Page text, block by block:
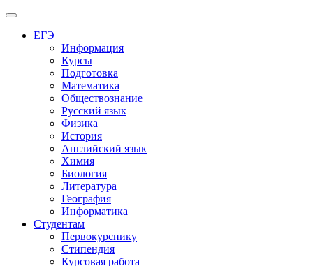
Меню
ЕГЭ
Информация
Курсы
Подготовка
Математика
Обществознание
Русский язык
Физика
История
Английский язык
Химия
Биология
Литература
География
Информатика
Студентам
Первокурснику
Стипендия
Курсовая работа